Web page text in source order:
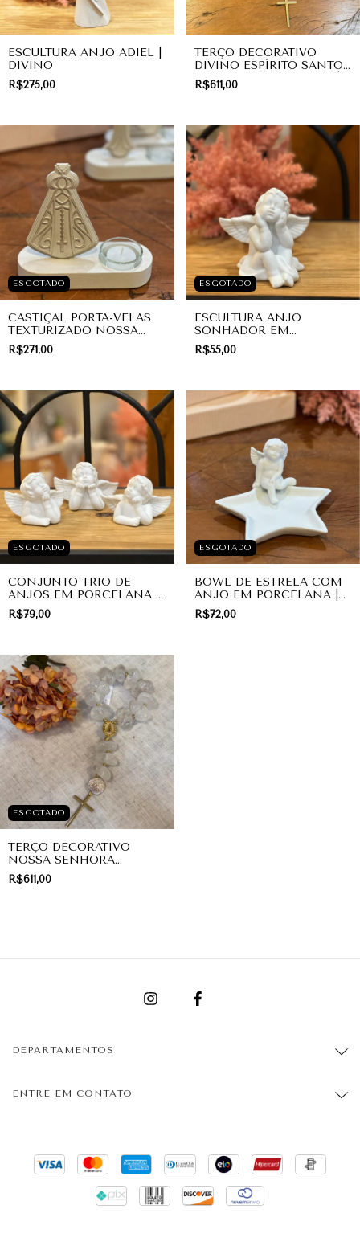
ESCULTURA ANJO ADIEL |
DIVINO
R$275,00
TERÇO DECORATIVO
DIVINO ESPÍRITO SANTO
EM QUARTZO BRANCO |
PRESENTE
R$611,00
ESGOTADO
CASTIÇAL PORTA-VELAS
TEXTURIZADO NOSSA
SENHORA | COLEÇÃO
DIVINA
R$271,00
ESGOTADO
ESCULTURA ANJO
SONHADOR EM
PORCELANA | DIVINO
R$55,00
ESGOTADO
CONJUNTO TRIO DE
ANJOS EM PORCELANA |
DIVINO
R$79,00
ESGOTADO
BOWL DE ESTRELA COM
ANJO EM PORCELANA |
PRESENTE
R$72,00
ESGOTADO
TERÇO DECORATIVO
NOSSA SENHORA
APARECIDA EM QUARTZO
DE CRISTAL
R$611,00
DEPARTAMENTOS
ENTRE EM CONTATO